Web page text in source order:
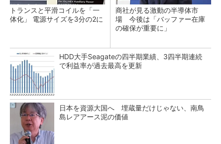
トランスと平滑コイルを「一
体化」 電源サイズを3分の2に
商社が見る激動の半導体市
場 今後は「バッファー在庫
の確保が重要に」
HDD大手Seagateの四半期業績、3四半期連続
で利益率が過去最高を更新
日本を資源大国へ 埋蔵量だけじゃない、南鳥
島レアアース泥の価値